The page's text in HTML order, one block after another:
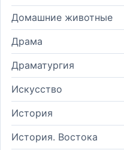
Домашние животные
Драма
Драматургия
Искусство
История
История. Востока